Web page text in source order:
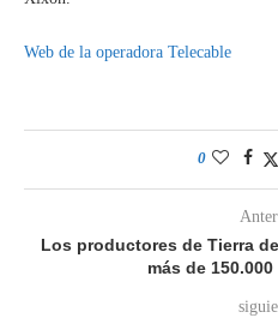
Web de la operadora Telecable
0
Los productores de Tierra
más de